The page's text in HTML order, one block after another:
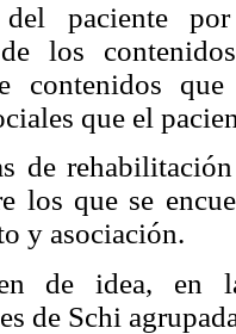
paciente
de los
contenidos
que el
de
los que se
y asociación.
de idea, en
de Schi